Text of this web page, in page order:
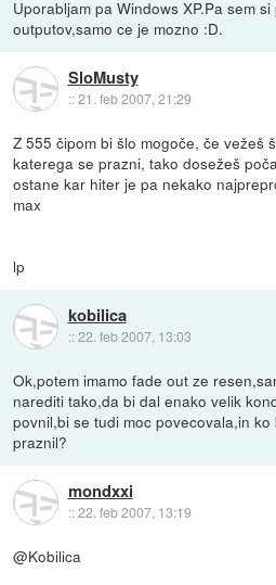
Uporabljam pa Windows XP.Pa sem
outputov,samo ce je mozno :D.
SloMusty
::21. feb 2007, 21:29
Z 555 čipom bi šlo mogoče, če vežeš
katerega se prazni, tako dosežeš
ostane kar hiter je pa nekako
max
lp
kobilica
::22. feb 2007, 13:03
Ok,potem imamo fade out ze
narediti tako,da bi dal enako velik
povnil,bi se tudi moc povecovala,in
praznil?
mondxxi
::22. feb 2007, 13:19
@Kobilica